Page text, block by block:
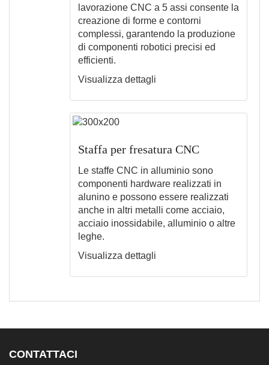
lavorazione CNC a 5 assi consente la
creazione di forme e contorni
complessi, garantendo la produzione
di componenti robotici precisi ed
efficienti.
Visualizza dettagli
Staffa per fresatura CNC
Le staffe CNC in alluminio sono
componenti hardware realizzati in
alunino e possono essere realizzati
anche in altri metalli come acciaio,
acciaio inossidabile, alluminio o altre
leghe.
Visualizza dettagli
CONTATTACI